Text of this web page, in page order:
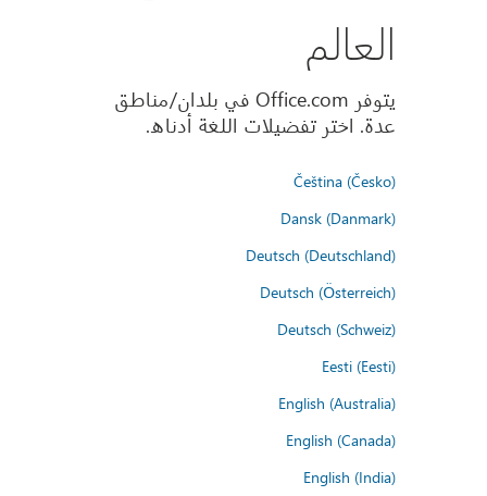
العالم
يتوفر Office.com في بلدان/مناطق
عدة. اختر تفضيلات اللغة أدناه.
Čeština (Česko)
Dansk (Danmark)
Deutsch (Deutschland)
Deutsch (Österreich)
Deutsch (Schweiz)
Eesti (Eesti)
English (Australia)
English (Canada)
English (India)